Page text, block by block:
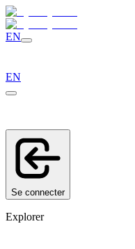
EN
EN
Se connecter
Explorer